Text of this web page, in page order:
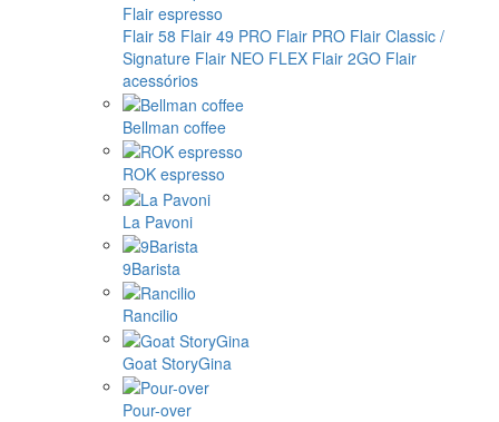
Flair espresso
Flair 58 Flair 49 PRO Flair PRO Flair Classic /
Signature Flair NEO FLEX Flair 2GO Flair
acessórios
Bellman coffee
ROK espresso
La Pavoni
9Barista
Rancilio
Goat StoryGina
Pour-over